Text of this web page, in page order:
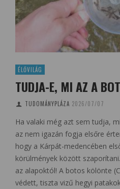
ÉLŐVILÁG
TUDJA-E, MI AZ A
TUDOMÁNYPLÁZA 2026/07/07
Ha valaki még azt sem tudja,
az nem igazán fogja elsőre
hogy a Kárpát-medencében
körülmények között
az alapoktól! A botos kölönte
védett, tiszta vizű hegyi